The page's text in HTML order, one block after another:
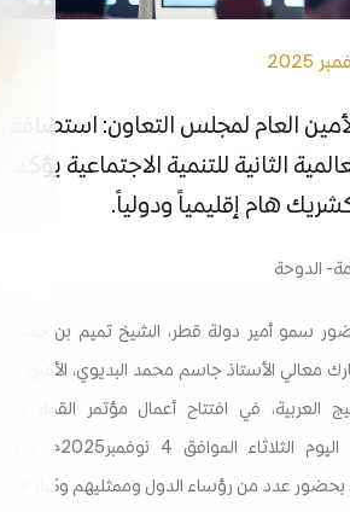
العام لمجلس التعاون: استضافة
الثانية للتنمية الاجتماعية يؤكد
هام إقليمياً ودولياً.
الدوحة
سمو أمير دولة قطر، الشيخ تميم بن حمد آل
معالي الأستاذ جاسم محمد البديوي، الأمين
العربية، في افتتاح أعمال مؤتمر القمة
الاجتماعية، اليوم
بحضور عدد من رؤساء الدول وممثليهم وكبار